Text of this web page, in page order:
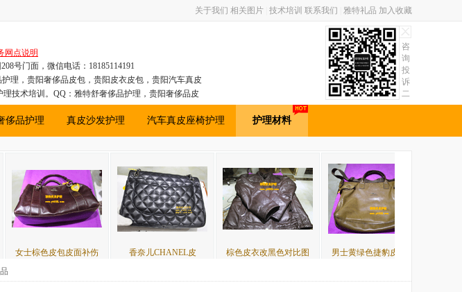
关于我们 相关图片 技术培训 联系我们 雅特礼品 加入收藏
网点说明
号门面，微信电话：18185114191
护理，贵阳奢侈品皮包，贵阳皮衣皮包，贵阳汽车真皮
技术培训。QQ：雅特舒奢侈品护理，贵阳奢侈品皮
衣皮包专业保养修复，奢侈品皮具护理学员培训。
咨
询
投
诉
二
维
侈品护理 真皮沙发护理 汽车真皮座椅护理 护理材料
面补伤 香奈儿CHANEL皮 棕色皮衣改黑色对比图 男士黄绿色捷豹皮包皮 蓝色皮包补伤翻新对比